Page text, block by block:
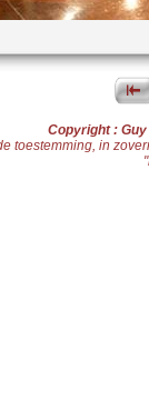
Copyright :
toestemming, in